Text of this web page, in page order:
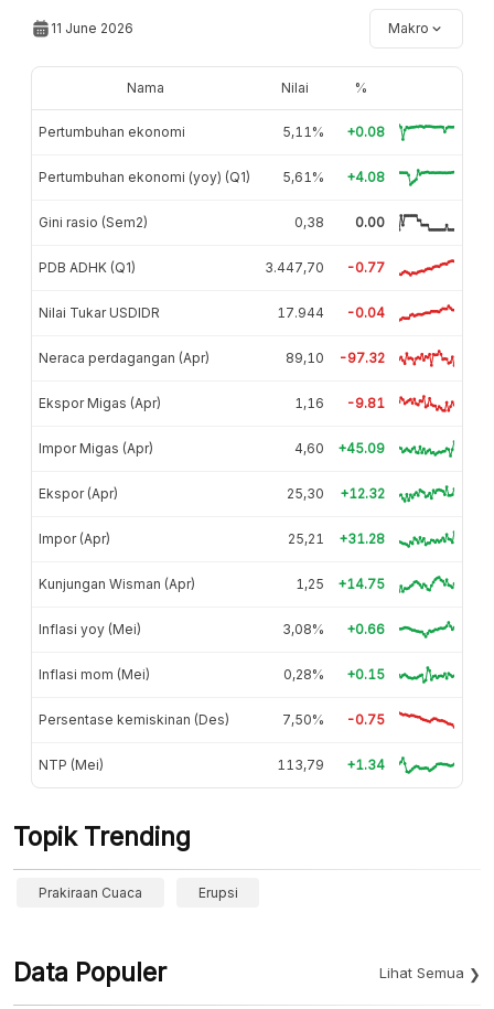
11 June 2026 Makro
Nama Nilai %
Pertumbuhan ekonomi 5,11% +0.08
Pertumbuhan ekonomi (yoy) (Q1) 5,61% +4.08
Gini rasio (Sem2) 0,38 0.00
PDB ADHK (Q1) 3.447,70 -0.77
Nilai Tukar USDIDR 17.944 -0.04
Neraca perdagangan (Apr) 89,10 -97.32
Ekspor Migas (Apr) 1,16 -9.81
Impor Migas (Apr) 4,60 +45.09
Ekspor (Apr) 25,30 +12.32
Impor (Apr) 25,21 +31.28
Kunjungan Wisman (Apr) 1,25 +14.75
Inflasi yoy (Mei) 3,08% +0.66
Inflasi mom (Mei) 0,28% +0.15
Persentase kemiskinan (Des) 7,50% -0.75
NTP (Mei) 113,79 +1.34
Topik Trending
Prakiraan Cuaca Erupsi
Data Populer Lihat Semua